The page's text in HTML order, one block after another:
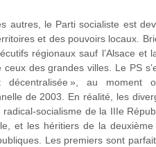
autres, le Parti socialiste est
et des pouvoirs locaux.
régionaux sauf l’Alsace et
ceux des grandes villes. Le PS
décentralisée », au moment
de 2003. En réalité, les
radical-socialisme de la IIIe
et les héritiers de la
Les premiers sont